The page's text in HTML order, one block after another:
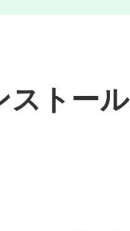
ストール